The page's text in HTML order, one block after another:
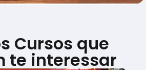
Cursos que
te interessar